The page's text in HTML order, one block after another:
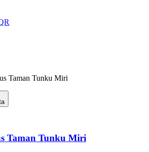
Taman Tunku Miri
Taman Tunku Miri